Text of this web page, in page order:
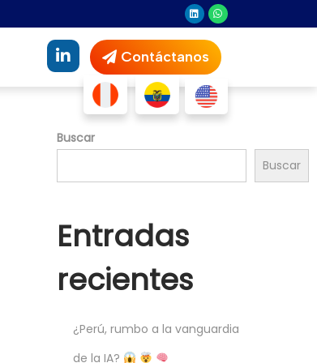
Contáctanos
Buscar
Buscar
Entradas
recientes
¿Perú, rumbo a la vanguardia
de la IA?